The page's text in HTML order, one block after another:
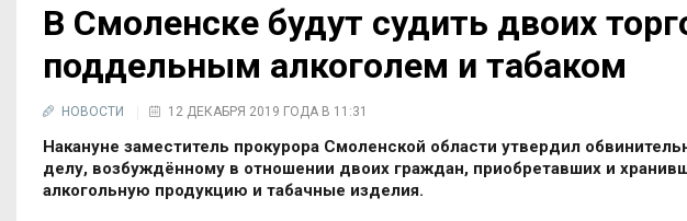
В Смоленске будут судить двоих
поддельным алкоголем и табаком
НОВОСТИ 12 ДЕКАБРЯ 2019 ГОДА В 11:31
Накануне заместитель прокурора Смоленской области утвердил
делу, возбуждённому в отношении двоих граждан, приобретавших и
алкогольную продукцию и табачные изделия.